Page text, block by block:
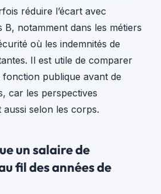
réduire l’écart avec
B, notamment dans les métiers
où les indemnités de
Il est utile de comparer
fonction publique avant de
car les perspectives
aussi selon les corps.
un salaire de
fil des années de